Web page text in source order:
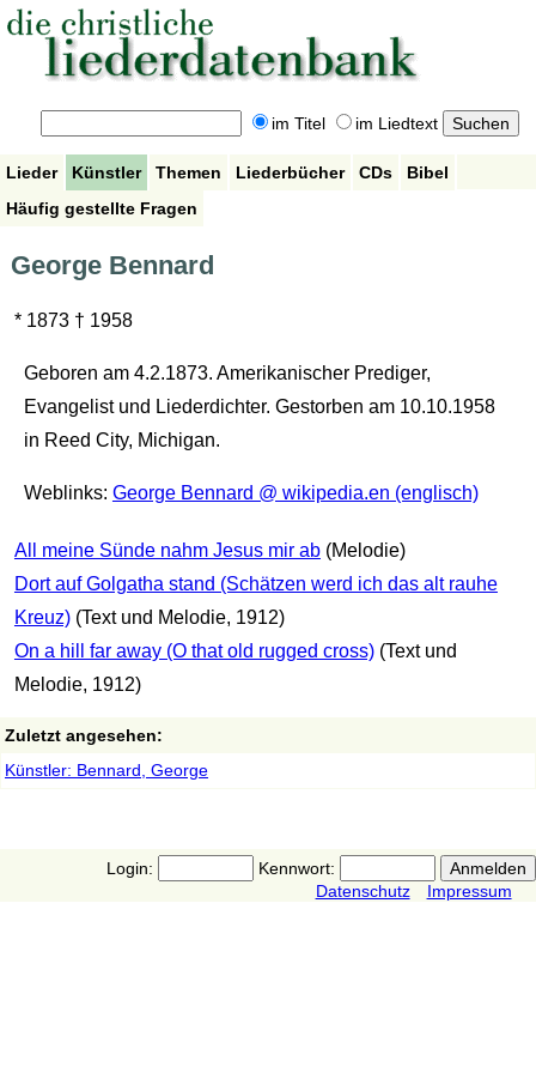
im Titel im Liedtext
Lieder Künstler Themen Liederbücher CDs
Bibel
Häufig gestellte Fragen
George Bennard
* 1873 † 1958
Geboren am 4.2.1873. Amerikanischer Prediger,
Evangelist und Liederdichter. Gestorben am 10.10.1958
in Reed City, Michigan.
Weblinks: George Bennard @ wikipedia.en (englisch)
All meine Sünde nahm Jesus mir ab (Melodie)
Dort auf Golgatha stand (Schätzen werd ich das alt rauhe
Kreuz) (Text und Melodie, 1912)
On a hill far away (O that old rugged cross) (Text und
Melodie, 1912)
Zuletzt angesehen:
Künstler: Bennard, George
Login:
Kennwort:
Datenschutz
Impressum